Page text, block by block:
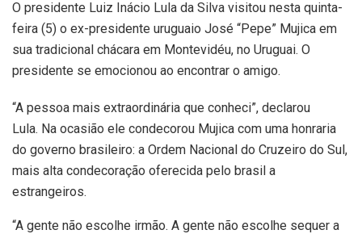
O presidente Luiz Inácio Lula da Silva visitou nesta quinta-
feira (5) o ex-presidente uruguaio José “Pepe” Mujica em
sua tradicional chácara em Montevidéu, no Uruguai. O
presidente se emocionou ao encontrar o amigo.
“A pessoa mais extraordinária que conheci”, declarou
Lula. Na ocasião ele condecorou Mujica com uma honraria
do governo brasileiro: a Ordem Nacional do Cruzeiro do Sul,
mais alta condecoração oferecida pelo brasil a
estrangeiros.
“A gente não escolhe irmão. A gente não escolhe sequer a